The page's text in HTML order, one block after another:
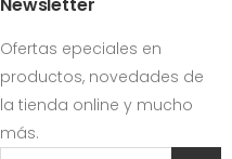
Newsletter
Ofertas epeciales en
productos, novedades de
la tienda online y mucho
más.